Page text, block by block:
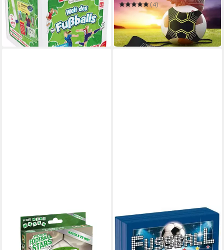
ab 17,30 €
in 3-4 Werktagen bei dir
(4)
ab 12,99 € 27,99 €
-54%
in 4-5 Werktagen bei dir